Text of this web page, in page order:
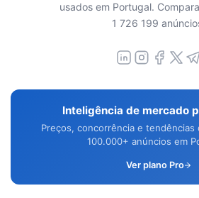
usados em Portugal.
1 726 199
Inteligência de mercado
Preços, concorrência e
100.000+ anúncios em
Ver plano Pro